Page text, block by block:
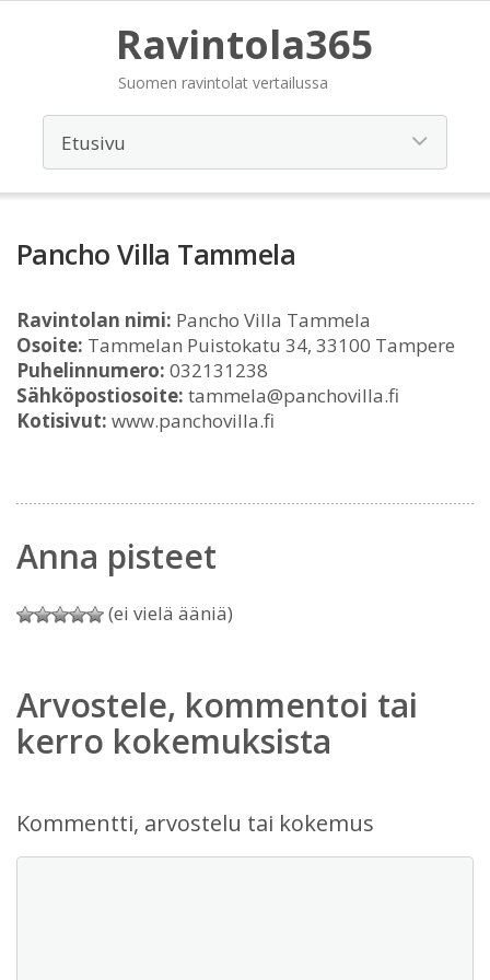
Ravintola365
Suomen ravintolat vertailussa
Pancho Villa Tammela
Ravintolan nimi: Pancho Villa Tammela
Osoite: Tammelan Puistokatu 34, 33100 Tampere
Puhelinnumero: 032131238
Sähköpostiosoite: tammela@panchovilla.fi
Kotisivut: www.panchovilla.fi
Anna pisteet
(ei vielä ääniä)
Arvostele, kommentoi tai
kerro kokemuksista
Kommentti, arvostelu tai kokemus